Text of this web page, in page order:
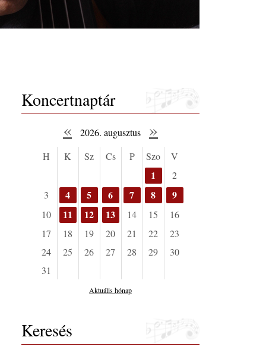
Koncertnaptár
« 2026. augusztus »
H K Sz Cs P Szo V
1
2
3
4 5 6 7 8 9
10 11 12 13 14 15
16
17
18 19 20 21 22
23
24
25 26 27 28 29
30
31
Aktuális hónap
Keresés